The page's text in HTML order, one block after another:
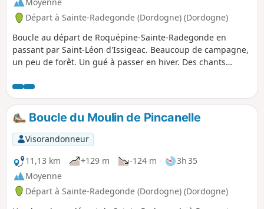
Moyenne
Départ à Sainte-Radegonde (Dordogne) (Dordogne)
Boucle au départ de Roquépine-Sainte-Radegonde en
passant par Saint-Léon d'Issigeac. Beaucoup de campagne,
un peu de forêt. Un gué à passer en hiver. Des chants
Un peu de petites routes, sans voitures ou presque. Et puis
les vestiges du Moulin de Pincanelle après le Bois de
Bayard.Boucle du Moulin de Pincanelle
Visorandonneur
11,13 km
+129 m -124 m
3h 35
Moyenne
Départ à Sainte-Radegonde (Dordogne) (Dordogne)